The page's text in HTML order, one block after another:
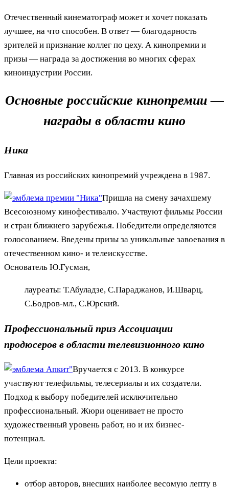
Отечественный кинематограф может и хочет показать
лучшее, на что способен. В ответ — благодарность
зрителей и признание коллег по цеху. А кинопремии и
призы — награда за достижения во многих сферах
киноиндустрии России.
Основные российские кинопремии —
награды в области кино
Ника
Главная из российских кинопремий учреждена в 1987.
Пришла на смену зачахшему
Всесоюзному кинофестивалю. Участвуют фильмы России
и стран ближнего зарубежья. Победители определяются
голосованием. Введены призы за уникальные завоевания в
отечественном кино- и телеискусстве.
Основатель Ю.Гусман,
лауреаты: Т.Абуладзе, С.Параджанов, И.Шварц,
С.Бодров-мл., С.Юрский.
Профессиональный приз Ассоциации
продюсеров в области телевизионного кино
Вручается с 2013. В конкурсе
участвуют телефильмы, телесериалы и их создатели.
Подход к выбору победителей исключительно
профессиональный. Жюри оценивает не просто
художественный уровень работ, но и их бизнес-
потенциал.
Цели проекта:
отбор авторов, внесших наиболее весомую лепту в